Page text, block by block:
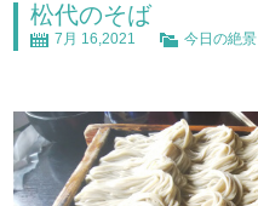
松代のそば
7月 16,2021 今日の絶景